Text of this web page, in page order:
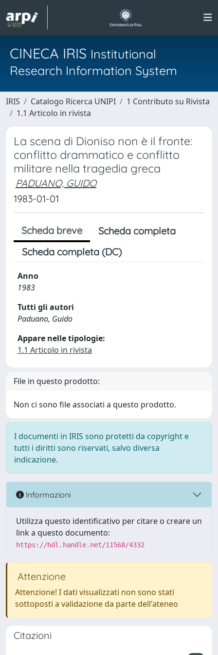
CINECA IRIS Institutional
Research Information System
IRIS Catalogo Ricerca UNIPI
1 Contributo su Rivista
1.1 Articolo in rivista
La scena di Dioniso non è il fronte:
conflitto drammatico e conflitto
militare nella tragedia greca
PADUANO, GUIDO
1983-01-01
Scheda breve
Scheda completa
Scheda completa (DC)
Anno
1983
Tutti gli autori
Paduano, Guido
Appare nelle tipologie:
1.1 Articolo in rivista
File in questo prodotto:
Non ci sono file associati a questo prodotto.
I documenti in IRIS sono protetti da copyright e
tutti i diritti sono riservati, salvo diversa
indicazione.
Informazioni
Utilizza questo identificativo per citare o creare un
link a questo documento:
https://hdl.handle.net/11568/4332
Attenzione
Attenzione! I dati visualizzati non sono stati
sottoposti a validazione da parte dell'ateneo
Citazioni